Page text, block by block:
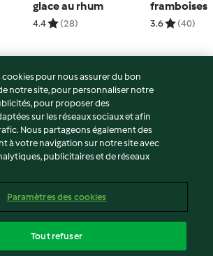
glace au rhum
4.4 (28)
framboises
3.6 (40)
cookies pour nous assurer du bon
notre site, pour personnaliser notre
pour proposer des
sur les réseaux sociaux et afin
Nous partageons également des
à votre navigation sur notre site avec
publicitaires et de réseaux
Paramètres des cookies
Tout refuser